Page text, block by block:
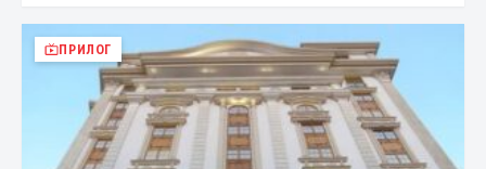
ПРИЛОГ